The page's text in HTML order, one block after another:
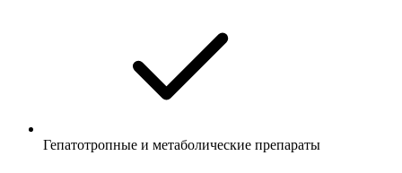
Гепатотропные и метаболические препараты